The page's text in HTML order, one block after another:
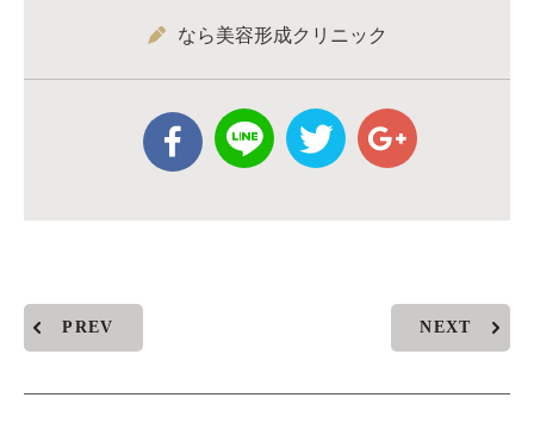
なら美容形成クリニック
PREV NEXT